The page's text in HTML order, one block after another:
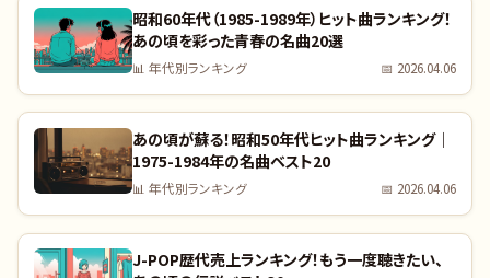
昭和60年代（1985-1989年）ヒット曲ランキング！
あの頃を彩った青春の名曲20選
📊 年代別ランキング 📅 2026.04.06
あの頃が蘇る！昭和50年代ヒット曲ランキング｜
1975-1984年の名曲ベスト20
📊 年代別ランキング 📅 2026.04.06
J-POP歴代売上ランキング！もう一度聴きたい、